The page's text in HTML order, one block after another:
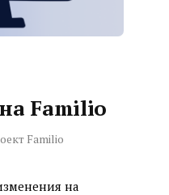
Familio
Familio
на